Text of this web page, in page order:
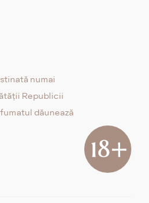
numai
Republicii
dăunează